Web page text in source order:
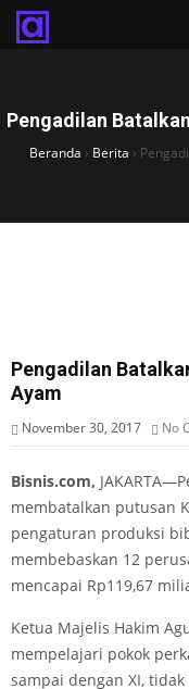
Pengadilan
Beranda › Berita ›
Pengadilan
Ayam
November 30, 2017 No
Bisnis.com,
membatalkan putusan
pengaturan produksi
membebaskan 12
mencapai Rp119,67
Ketua Majelis Hakim
mempelajari pokok
sampai dengan XI,